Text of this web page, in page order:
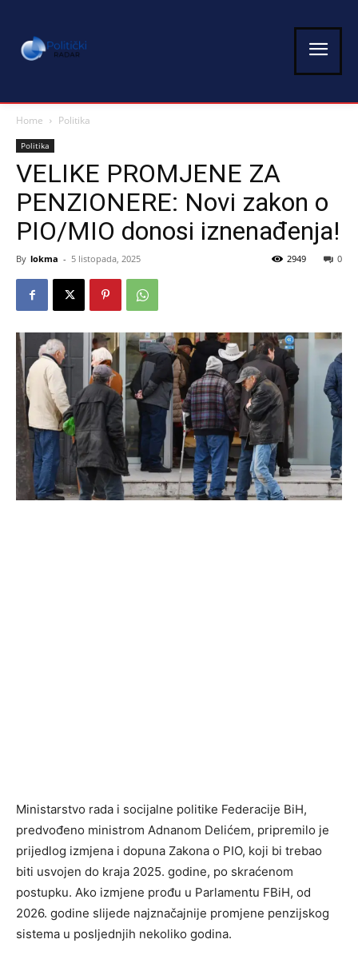
Home Politika
Politika
VELIKE PROMJENE ZA
PENZIONERE: Novi zakon o
PIO/MIO donosi iznenađenja!
By lokma - 5 listopada, 2025 0
2949
Ministarstvo rada i socijalne politike Federacije BiH,
predvođeno ministrom Adnanom Delićem, pripremilo je
prijedlog izmjena i dopuna Zakona o PIO, koji bi trebao
biti usvojen do kraja 2025. godine, po skraćenom
postupku. Ako izmjene prođu u Parlamentu FBiH, od
2026. godine slijede najznačajnije promjene penzijskog
sistema u posljednjih nekoliko godina.